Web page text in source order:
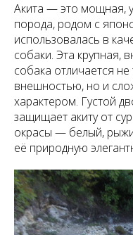
Акита — это мощная,
порода, родом с
использовалась в
собаки. Эта крупная,
собака отличается
внешностью, но и
характером. Густой
защищает акиту от
окрасы — белый,
её природную